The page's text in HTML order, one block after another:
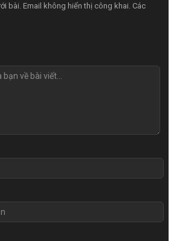
bài. Email không hiển thị công khai. Các